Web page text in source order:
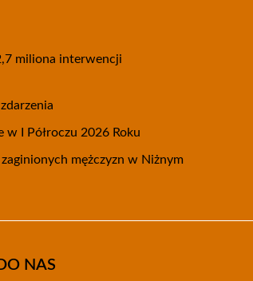
miliona interwencji
I Półroczu 2026 Roku
mężczyzn w Niżnym
NAS